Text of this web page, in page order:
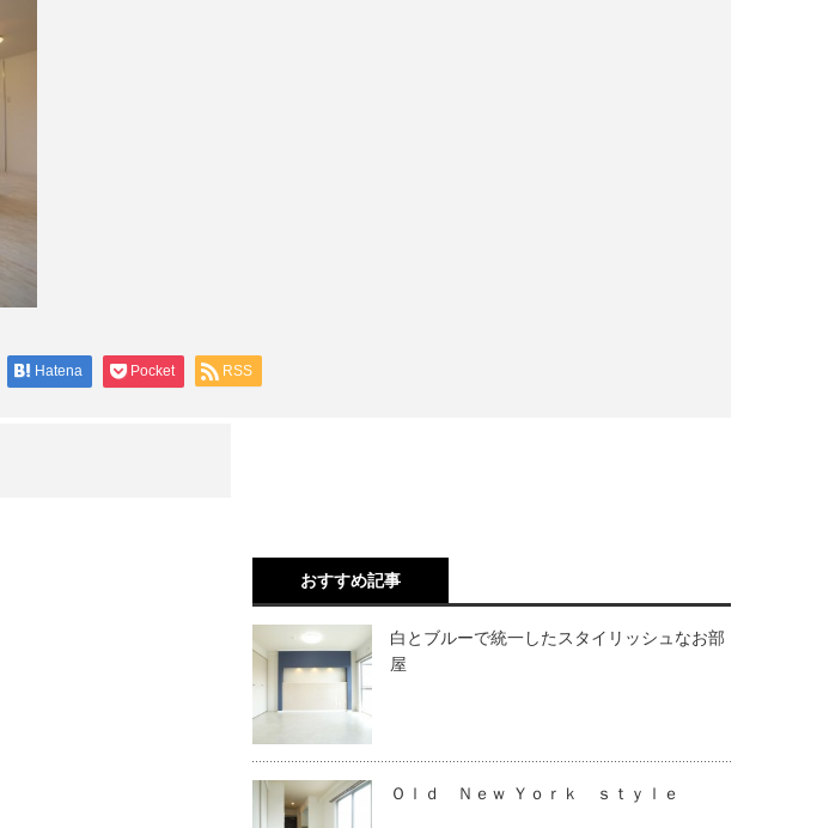
Hatena Pocket RSS
おすすめ記事
白とブルーで統一したスタイリッシュなお部
屋
Ｏｌｄ Ｎｅｗ Ｙｏｒｋ ｓｔｙｌｅ